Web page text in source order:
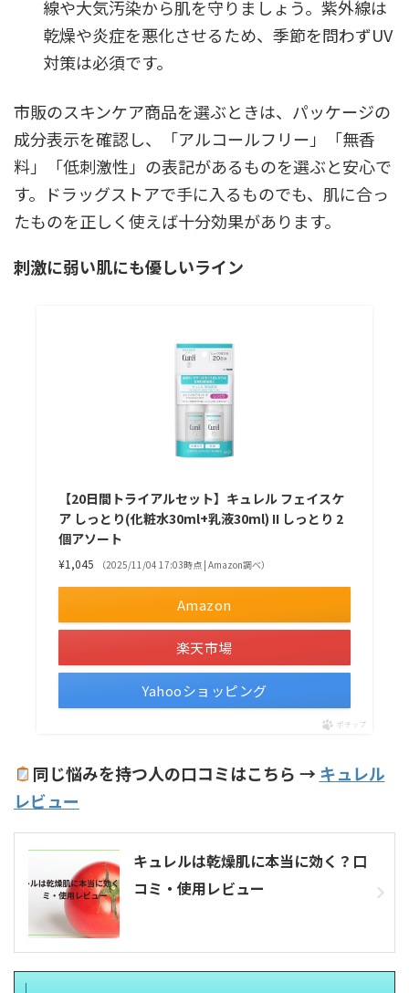
線や大気汚染から肌を守りましょう。紫外線は
乾燥や炎症を悪化させるため、季節を問わずUV
対策は必須です。
市販のスキンケア商品を選ぶときは、パッケージの
成分表示を確認し、「アルコールフリー」「無香
料」「低刺激性」の表記があるものを選ぶと安心で
す。ドラッグストアで手に入るものでも、肌に合っ
たものを正しく使えば十分効果があります。
刺激に弱い肌にも優しいライン
【20日間トライアルセット】キュレル フェイスケ
ア しっとり(化粧水30ml+乳液30ml) II しっとり 2
個アソート
¥1,045 （2025/11/04 17:03時点 | Amazon調べ）
Amazon
楽天市場
Yahooショッピング
ポチップ
同じ悩みを持つ人の口コミはこちら → キュレル
レビュー
キュレルは乾燥肌に本当に効く？口
コミ・使用レビュー